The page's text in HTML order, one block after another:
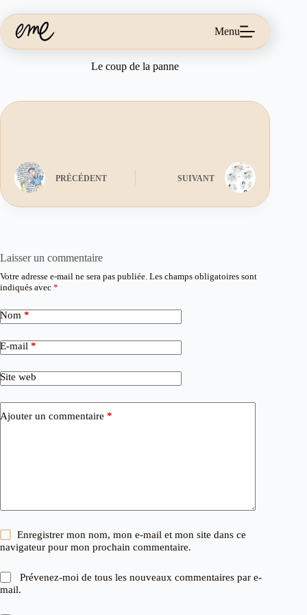
au
contenu
Menu
Le coup de la panne
PRÉCÉDENT SUIVANT
Laisser un commentaire
Votre adresse e-mail ne sera pas publiée. Les champs obligatoires sont
indiqués avec *
Nom *
E-mail *
Site web
Ajouter un commentaire *
Enregistrer mon nom, mon e-mail et mon site dans ce
navigateur pour mon prochain commentaire.
Prévenez-moi de tous les nouveaux commentaires par e-
mail.